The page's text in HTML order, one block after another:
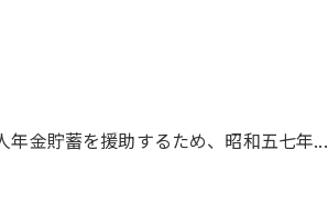
金貯蓄を援助するため、昭和五七年...